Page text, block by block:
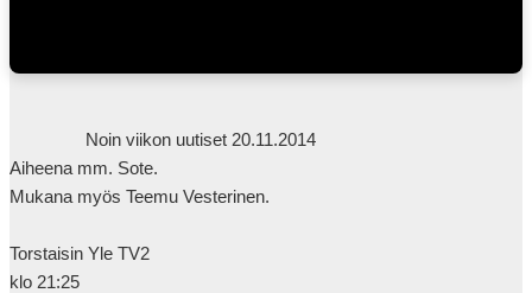
Aiheena mm. Sote.
Mukana myös Teemu Vesterinen.
Torstaisin Yle TV2
klo 21:25